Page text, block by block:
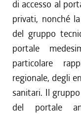
di accesso al
privati, nonché
del gruppo
portale
particolare
regionale, degli
sanitari. Il
del portale